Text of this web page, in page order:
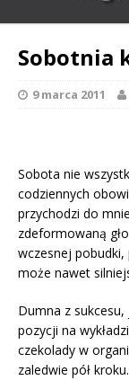
Sobotnia
9 marca 2011
Sobota nie
codziennych
przychodzi do
zdeformowaną
wczesnej pobudki,
może nawet
Dumna z
pozycji na
czekolady w
zaledwie pół